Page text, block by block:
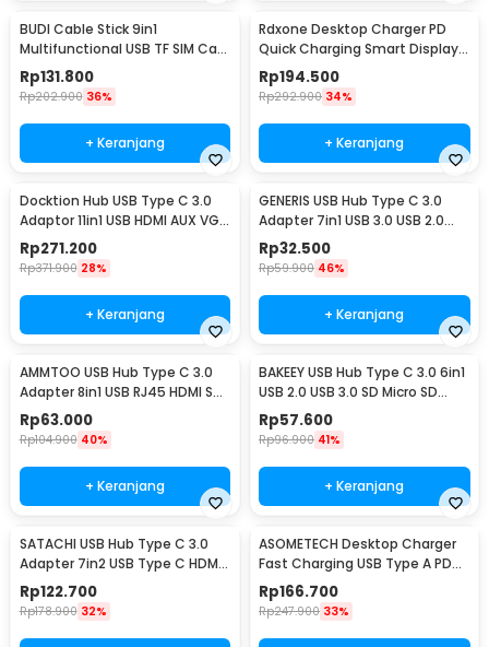
BUDI Cable Stick 9in1
Multifunctional USB TF SIM Card
Reader Storage - DC516B
Rp131.800
Rp202.900 36%
+ Keranjang
Rdxone Desktop Charger PD
Quick Charging Smart Display
USB Type A 40W - WLX-A9+
Rp194.500
Rp292.900 34%
+ Keranjang
Docktion Hub USB Type C 3.0
Adaptor 11in1 USB HDMI AUX VGA
SD TF RJ45 - BYL-2003
Rp271.200
Rp371.900 28%
+ Keranjang
GENERIS USB Hub Type C 3.0
Adapter 7in1 USB 3.0 USB 2.0
USB Type C - GEN23
Rp32.500
Rp59.900 46%
+ Keranjang
AMMTOO USB Hub Type C 3.0
Adapter 8in1 USB RJ45 HDMI SD
TF USB Type C - K1
Rp63.000
Rp104.900 40%
+ Keranjang
BAKEEY USB Hub Type C 3.0 6in1
USB 2.0 USB 3.0 SD Micro SD
HDMI PD QC - BK6
Rp57.600
Rp96.900 41%
+ Keranjang
SATACHI USB Hub Type C 3.0
Adapter 7in2 USB Type C HDMI
MicroSD PD TF - BYL-2101
Rp122.700
Rp178.900 32%
ASOMETECH Desktop Charger
Fast Charging USB Type A PD
QC 8 Port 40W - WLX-A9D
Rp166.700
Rp247.900 33%